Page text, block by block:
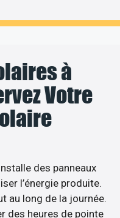
à
Votre
des panneaux
l’énergie produite.
au long de la journée.
des heures de pointe